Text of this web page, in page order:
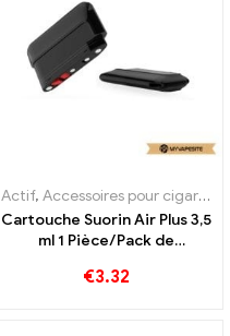
,Évaporateur
Actif, Accessoires pour cigarettes électroniques
Cartouche Suorin Air Plus 3,5
ml 1 Pièce/Pack de
gros, personnalisées
€3.32